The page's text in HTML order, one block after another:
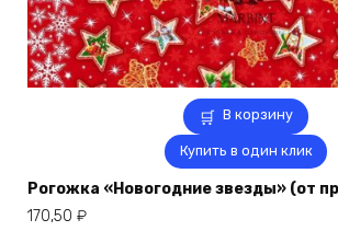
В корзину
Купить в один клик
Рогожка «Новогодние звезды» (от
170,50 ₽